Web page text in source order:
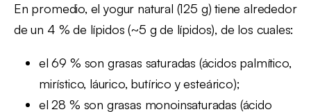
En promedio, el yogur natural (125 g) tiene alrededor
de un 4 % de lípidos (~5 g de lípidos), de los cuales:
el 69 % son grasas saturadas (ácidos palmítico,
mirístico, láurico, butírico y esteárico);
el 28 % son grasas monoinsaturadas (ácido